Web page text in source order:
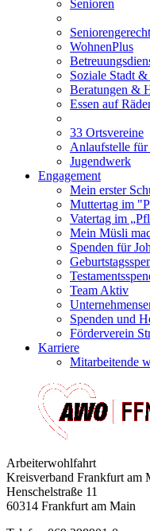
Senioren
WohnenPlus
Soziale Stadt
Beratungen &
Essen auf
33 Ortsvereine
Anlaufstelle für
Jugendwerk
Engagement
Mein erster
Muttertag im
Vatertag im
Mein Müsli
Spenden für
Team Aktiv
Spenden und
Förderverein
Karriere
Mitarbeitende
Arbeiterwohlfahrt
Kreisverband Frankfurt am
Henschelstraße 11
60314 Frankfurt am Main